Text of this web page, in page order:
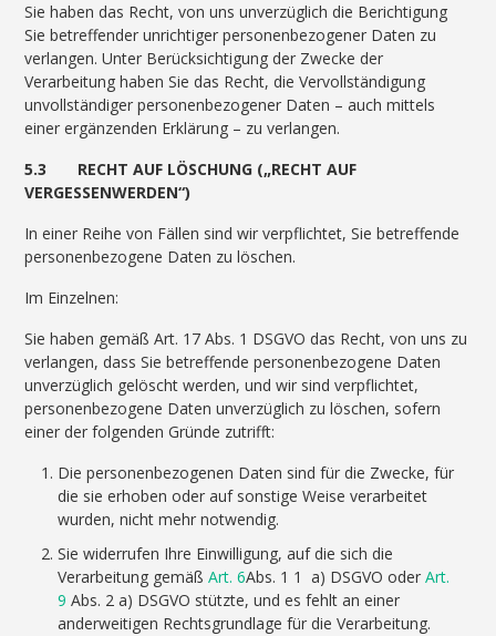
Sie haben das Recht, von uns unverzüglich die Berichtigung
Sie betreffender unrichtiger personenbezogener Daten zu
verlangen. Unter Berücksichtigung der Zwecke der
Verarbeitung haben Sie das Recht, die Vervollständigung
unvollständiger personenbezogener Daten – auch mittels
einer ergänzenden Erklärung – zu verlangen.
5.3 RECHT AUF LÖSCHUNG („RECHT AUF
VERGESSENWERDEN“)
In einer Reihe von Fällen sind wir verpflichtet, Sie betreffende
personenbezogene Daten zu löschen.
Im Einzelnen:
Sie haben gemäß Art. 17 Abs. 1 DSGVO das Recht, von uns zu
verlangen, dass Sie betreffende personenbezogene Daten
unverzüglich gelöscht werden, und wir sind verpflichtet,
personenbezogene Daten unverzüglich zu löschen, sofern
einer der folgenden Gründe zutrifft:
Die personenbezogenen Daten sind für die Zwecke, für
die sie erhoben oder auf sonstige Weise verarbeitet
wurden, nicht mehr notwendig.
Sie widerrufen Ihre Einwilligung, auf die sich die
Verarbeitung gemäßArt. 6Abs. 1 1 a) DSGVO oderArt.
9 Abs. 2 a) DSGVO stützte, und es fehlt an einer
anderweitigen Rechtsgrundlage für die Verarbeitung.